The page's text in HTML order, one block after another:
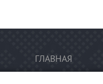
ГЛАВНАЯ